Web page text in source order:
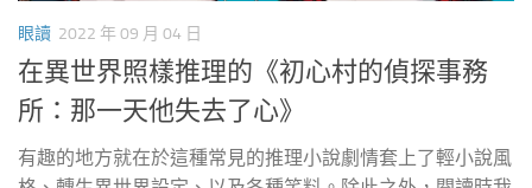
眼讀 2022 年 09 月 04 日
在異世界照樣推理的《初心村的偵探事務
所：那一天他失去了心》
有趣的地方就在於這種常見的推理小說劇情套上了輕小說風